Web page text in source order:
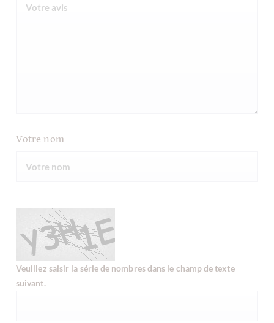
Votre nom
Veuillez saisir la série de nombres dans le champ de texte
suivant.